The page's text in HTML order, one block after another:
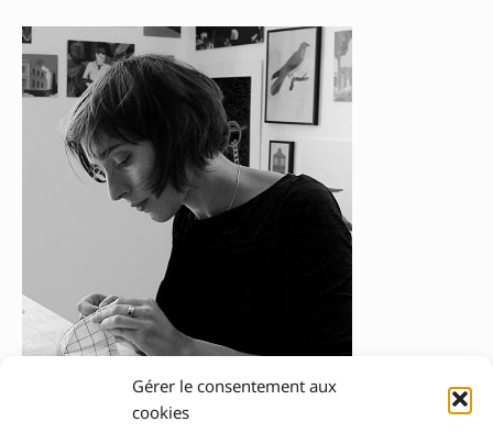
Gérer le consentement aux
cookies
Gamon Caroline